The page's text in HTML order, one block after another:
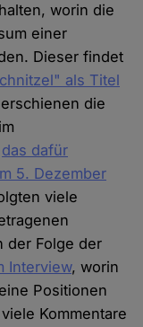
worin die
einer
Dieser findet
als Titel
die
das dafür
5. Dezember
viele
der Folge der
Interview, worin
Positionen
Kommentare